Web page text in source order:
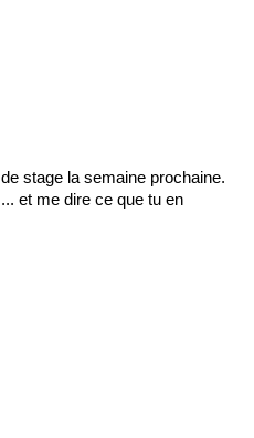
stage la semaine prochaine.
et me dire ce que tu en